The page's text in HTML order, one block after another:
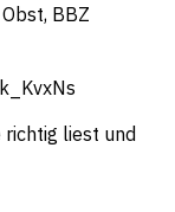
BBZ
richtig liest und